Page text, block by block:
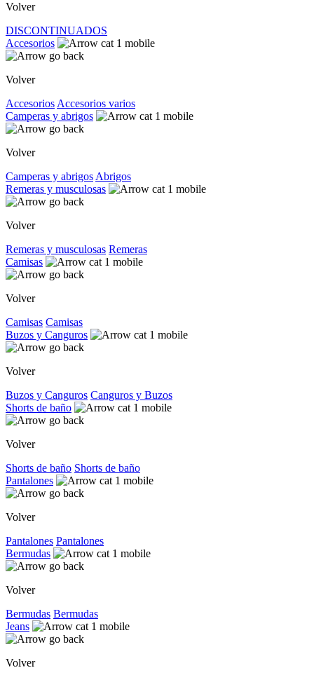
Volver
DISCONTINUADOS
Accesorios
Volver
Accesorios Accesorios varios
Camperas y abrigos
Volver
Camperas y abrigos Abrigos
Remeras y musculosas
Volver
Remeras y musculosas Remeras
Camisas
Volver
Camisas Camisas
Buzos y Canguros
Volver
Buzos y Canguros Canguros y Buzos
Shorts de baño
Volver
Shorts de baño Shorts de baño
Pantalones
Volver
Pantalones Pantalones
Bermudas
Volver
Bermudas Bermudas
Jeans
Volver